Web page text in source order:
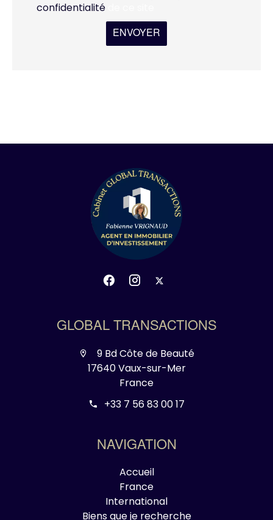
confidentialité
ENVOYER
GLOBAL TRANSACTIONS
9 Bd Côte de Beauté
17640 Vaux-sur-Mer
France
+33 7 56 83 00 17
NAVIGATION
Accueil
France
International
Biens que je recherche